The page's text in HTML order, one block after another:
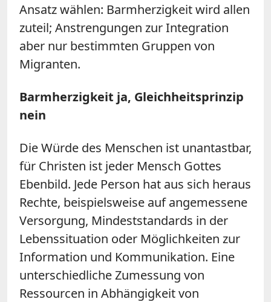
Ansatz wählen: Barmherzigkeit wird allen
zuteil; Anstrengungen zur Integration
aber nur bestimmten Gruppen von
Migranten.
Barmherzigkeit ja, Gleichheitsprinzip
nein
Die Würde des Menschen ist unantastbar,
für Christen ist jeder Mensch Gottes
Ebenbild. Jede Person hat aus sich heraus
Rechte, beispielsweise auf angemessene
Versorgung, Mindeststandards in der
Lebenssituation oder Möglichkeiten zur
Information und Kommunikation. Eine
unterschiedliche Zumessung von
Ressourcen in Abhängigkeit von